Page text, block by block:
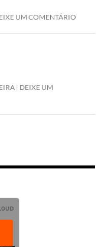
UM COMENTÁRIO
DEIXE UM